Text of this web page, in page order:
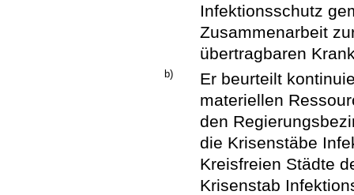
Infektionsschutz
Zusammenarbeit
übertragbaren
b)
Er beurteilt
materiellen
den
die Krisenstäbe
Kreisfreien Städte
Krisenstab